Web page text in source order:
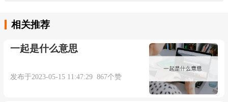
本内容部分来源于网络，谨供免费学习使用，如有侵权，可
以通过邮箱juexin@juexinw.com联系我们删除！
相关推荐
一起是什么意思
发布于2023-05-15 11:47:29 867个赞